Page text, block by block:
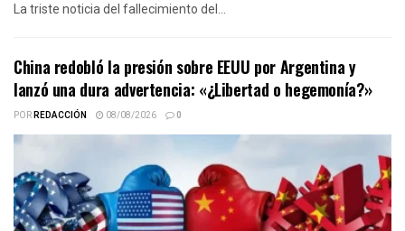
La triste noticia del fallecimiento del...
China redobló la presión sobre EEUU por Argentina y
lanzó una dura advertencia: «¿Libertad o hegemonía?»
PORREDACCIÓN 08/08/2026 0